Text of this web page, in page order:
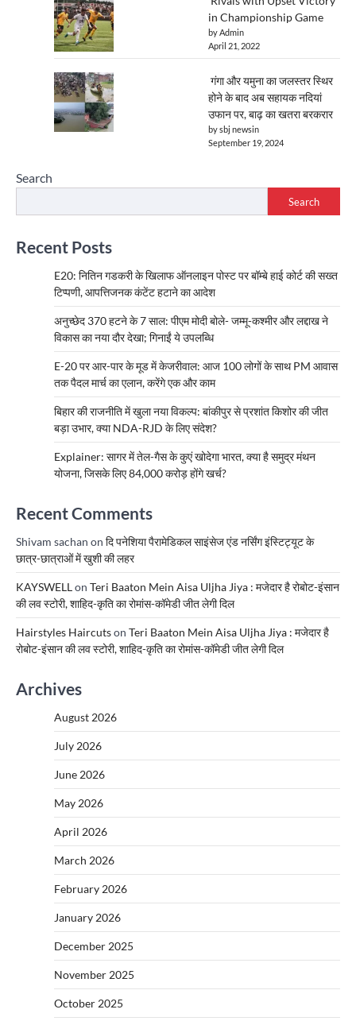
in Championship Game
by Admin
April 21, 2022
गंगा और यमुना का जलस्तर स्थिर
होने के बाद अब सहायक नदियां
उफान पर, बाढ़ का खतरा बरकरार
by sbj newsin
September 19, 2024
Search
Search
Recent Posts
E20: नितिन गडकरी के खिलाफ ऑनलाइन पोस्ट पर बॉम्बे हाई कोर्ट की सख्त
टिप्पणी, आपत्तिजनक कंटेंट हटाने का आदेश
अनुच्छेद 370 हटने के 7 साल: पीएम मोदी बोले- जम्मू-कश्मीर और लद्दाख ने
विकास का नया दौर देखा; गिनाईं ये उपलब्धि
E-20 पर आर-पार के मूड में केजरीवाल: आज 100 लोगों के साथ PM आवास
तक पैदल मार्च का एलान, करेंगे एक और काम
बिहार की राजनीति में खुला नया विकल्प: बांकीपुर से प्रशांत किशोर की जीत
बड़ा उभार, क्या NDA-RJD के लिए संदेश?
Explainer: सागर में तेल-गैस के कुएं खोदेगा भारत, क्या है समुद्र मंथन
योजना, जिसके लिए 84,000 करोड़ होंगे खर्च?
Recent Comments
Shivam sachan on दि पनेशिया पैरामेडिकल साइंसेज एंड नर्सिंग इंस्टिट्यूट के
छात्र-छात्राओं में खुशी की लहर
KAYSWELLon Teri Baaton Mein Aisa Uljha Jiya : मजेदार है रोबोट-इंसान
की लव स्टोरी, शाहिद-कृति का रोमांस-कॉमेडी जीत लेगी दिल
Hairstyles Haircutson Teri Baaton Mein Aisa Uljha Jiya : मजेदार है
रोबोट-इंसान की लव स्टोरी, शाहिद-कृति का रोमांस-कॉमेडी जीत लेगी दिल
Archives
August 2026
July 2026
June 2026
May 2026
April 2026
March 2026
February 2026
January 2026
December 2025
November 2025
October 2025